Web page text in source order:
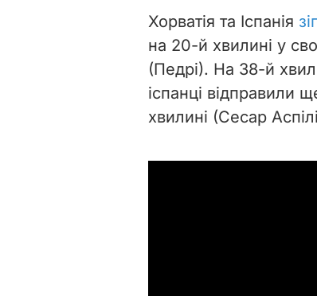
Хорватія та Іспанія
на 20-й хвилині у
(Педрі). На 38-й
іспанці відправили
хвилині (Сесар